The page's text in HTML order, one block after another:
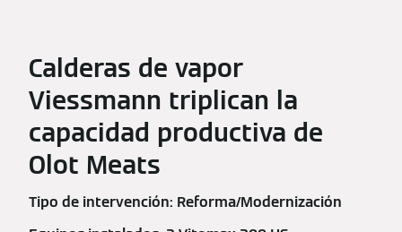
Calderas de vapor
Viessmann triplican la
capacidad productiva de
Olot Meats
Tipo de intervención: Reforma/Modernización